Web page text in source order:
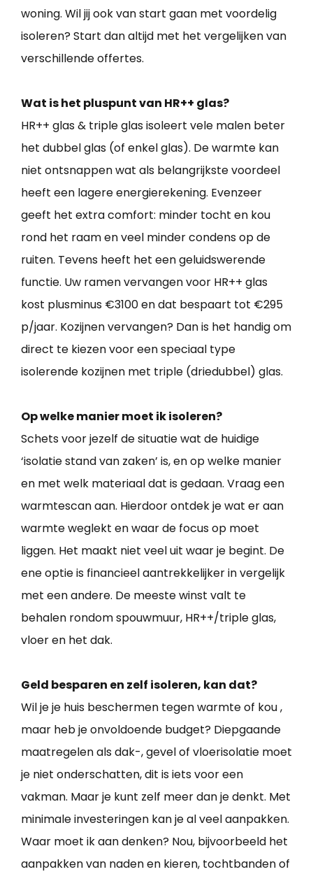
woning. Wil jij ook van start gaan met voordelig
isoleren? Start dan altijd met het vergelijken van
verschillende offertes.
Wat is het pluspunt van HR++ glas?
HR++ glas & triple glas isoleert vele malen beter
het dubbel glas (of enkel glas). De warmte kan
niet ontsnappen wat als belangrijkste voordeel
heeft een lagere energierekening. Evenzeer
geeft het extra comfort: minder tocht en kou
rond het raam en veel minder condens op de
ruiten. Tevens heeft het een geluidswerende
functie. Uw ramen vervangen voor HR++ glas
kost plusminus €3100 en dat bespaart tot €295
p/jaar. Kozijnen vervangen? Dan is het handig om
direct te kiezen voor een speciaal type
isolerende kozijnen met triple (driedubbel) glas.
Op welke manier moet ik isoleren?
Schets voor jezelf de situatie wat de huidige
‘isolatie stand van zaken’ is, en op welke manier
en met welk materiaal dat is gedaan. Vraag een
warmtescan aan. Hierdoor ontdek je wat er aan
warmte weglekt en waar de focus op moet
liggen. Het maakt niet veel uit waar je begint. De
ene optie is financieel aantrekkelijker in vergelijk
met een andere. De meeste winst valt te
behalen rondom spouwmuur, HR++/triple glas,
vloer en het dak.
Geld besparen en zelf isoleren, kan dat?
Wil je je huis beschermen tegen warmte of kou ,
maar heb je onvoldoende budget? Diepgaande
maatregelen als dak-, gevel of vloerisolatie moet
je niet onderschatten, dit is iets voor een
vakman. Maar je kunt zelf meer dan je denkt. Met
minimale investeringen kan je al veel aanpakken.
Waar moet ik aan denken? Nou, bijvoorbeeld het
aanpakken van naden en kieren, tochtbanden of